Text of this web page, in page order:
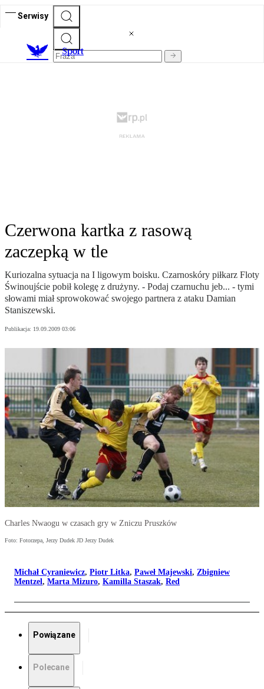
Serwisy
Sport
Czerwona kartka z rasową
zaczepką w tle
Kuriozalna sytuacja na I ligowym boisku. Czarnoskóry piłkarz Floty
Świnoujście pobił kolegę z drużyny. - Podaj czarnuchu jeb... - tymi
słowami miał sprowokować swojego partnera z ataku Damian
Staniszewski.
Publikacja: 19.09.2009 03:06
Charles Nwaogu w czasach gry w Zniczu Pruszków
Foto: Fotorzepa, Jerzy Dudek JD Jerzy Dudek
Michał Cyraniewicz, Piotr Litka, Paweł Majewski, Zbigniew
Mentzel, Marta Mizuro, Kamilla Staszak, Red
Powiązane
Polecane